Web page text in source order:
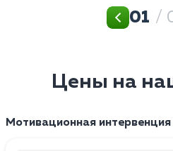
01 /
Цены на
Мотивационная интервенция